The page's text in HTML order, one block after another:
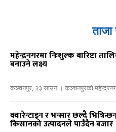
महेन्द्रनगरमा निःशुल्क बारिष्टा
बनाउने लक्ष्य
कञ्चनपुर, २३ साउन ।
क्वारेन्टाइन र भन्सार छल्दै
किसानको उत्पादनले पाउँदैन बजार